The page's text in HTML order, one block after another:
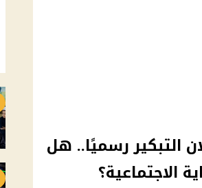
التبكير رسميًا.. هل
الاجتماعية؟